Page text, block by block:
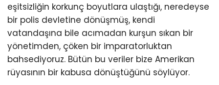
eşitsizliğin korkunç boyutlara ulaştığı, neredeyse
bir polis devletine dönüşmüş, kendi
vatandaşına bile acımadan kurşun sıkan bir
yönetimden, çöken bir imparatorluktan
bahsediyoruz. Bütün bu veriler bize Amerikan
rüyasının bir kabusa dönüştüğünü söylüyor.